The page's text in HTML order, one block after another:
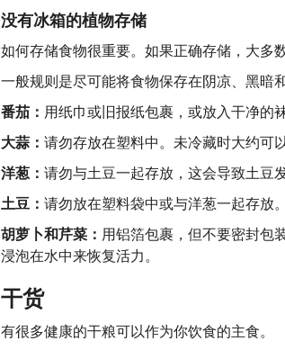
没有冰箱的植物存储
如何存储食物很重要。如果正确存储，大多
一般规则是尽可能将食物保存在阴凉、黑暗
番茄： 用纸巾或旧报纸包裹，或放入干净的
大蒜： 请勿存放在塑料中。未冷藏时大约可
洋葱： 请勿与土豆一起存放，这会导致土豆发
土豆： 请勿放在塑料袋中或与洋葱一起存放。
胡萝卜和芹菜： 用铝箔包裹，但不要密封包
浸泡在水中来恢复活力。
干货
有很多健康的干粮可以作为你饮食的主食。